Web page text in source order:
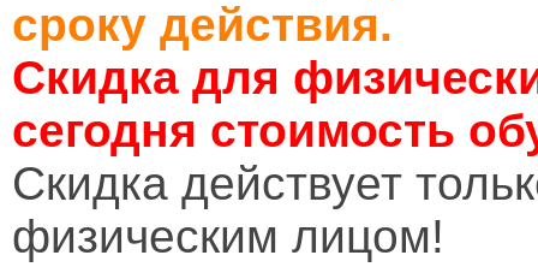
сроку действия.
Скидка для
сегодня стоимость
Cкидка действует
физическим лицом!